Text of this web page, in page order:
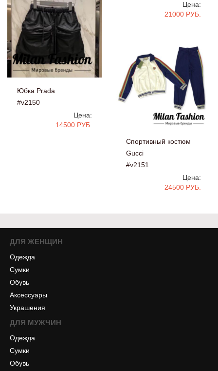
Цена:
21000 РУБ.
Юбка Prada
#v2150
Цена:
14500 РУБ.
Спортивный костюм
Gucci
#v2151
Цена:
24500 РУБ.
ДЛЯ ЖЕНЩИН
Одежда
Сумки
Обувь
Аксессуары
Украшения
ДЛЯ МУЖЧИН
Одежда
Сумки
Обувь